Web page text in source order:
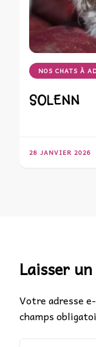
NOS CHATS À
SOLENN
28 JANVIER 2026
Laisser
Votre adresse
champs